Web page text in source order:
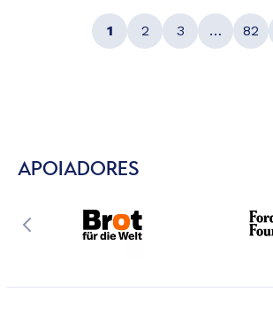
1 2 3 … 82
APOIADORES